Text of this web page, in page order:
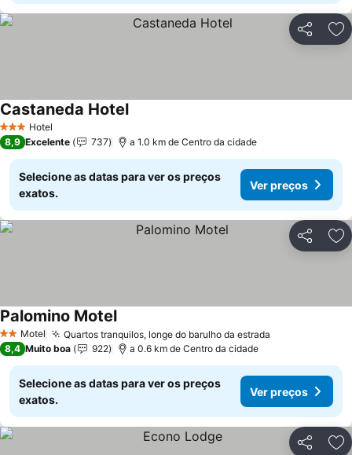
Partilhar
3 EstrelasHotel
Castaneda HotelVer preços
8,9 Excelente 737 a 1.0 km de Centro da cidade
Selecione as datas para ver os preços
exatos.
Ver preços
Partilhar
2 Estrelas
Motel Quartos tranquilos, longe do barulho da estrada
Palomino MotelVer preços
8,4 Muito boa 922 a 0.6 km de Centro da cidade
Selecione as datas para ver os preços
exatos.
Ver preços
Partilhar